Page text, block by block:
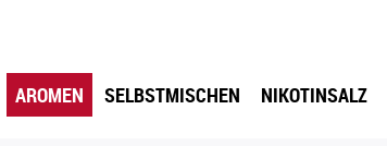
AROMEN SELBSTMISCHEN NIKOTINSALZ